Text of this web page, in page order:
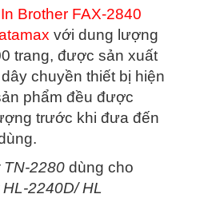
Brother FAX-2840
với dung lượng
trang, được sản xuất
chuyền thiết bị hiện
phẩm đều được
trước khi đưa đến
TN-2280 dùng cho
2240D/ HL